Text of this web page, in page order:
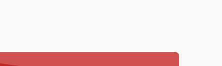
750 рублей Заказать